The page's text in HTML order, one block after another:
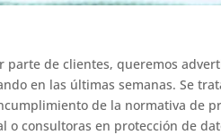
parte de clientes, queremos
en las últimas semanas. Se
de la normativa de
o consultoras en protección de